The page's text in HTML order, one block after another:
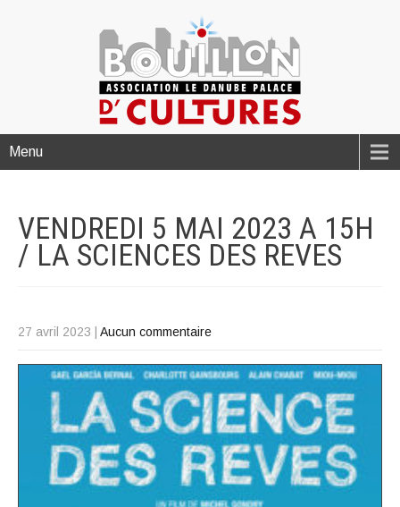
Menu
VENDREDI 5 MAI 2023 A 15H
/ LA SCIENCES DES REVES
27 avril 2023 Aucun commentaire